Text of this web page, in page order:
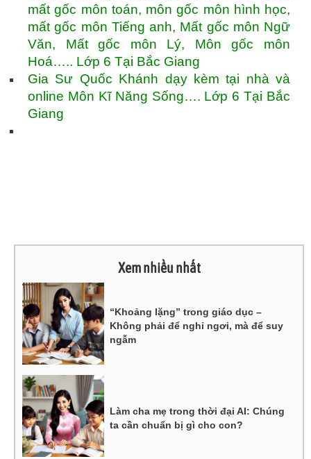
mất gốc môn toán, môn gốc môn hình học,
mất gốc môn Tiếng anh, Mất gốc môn Ngữ
Văn, Mất gốc môn Lý, Môn gốc môn
Hoá….. Lớp 6 Tại Bắc Giang
Gia Sư Quốc Khánh dạy kèm tại nhà và
online Môn Kĩ Năng Sống…. Lớp 6 Tại Bắc
Giang
Xem nhiều nhất
“Khoảng lặng” trong giáo dục –
Không phải để nghỉ ngơi, mà để suy
ngẫm
Làm cha mẹ trong thời đại AI: Chúng
ta cần chuẩn bị gì cho con?